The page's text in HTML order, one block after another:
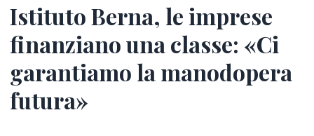
Istituto Berna, le imprese
finanziano una classe: «Ci
garantiamo la manodopera
futura»